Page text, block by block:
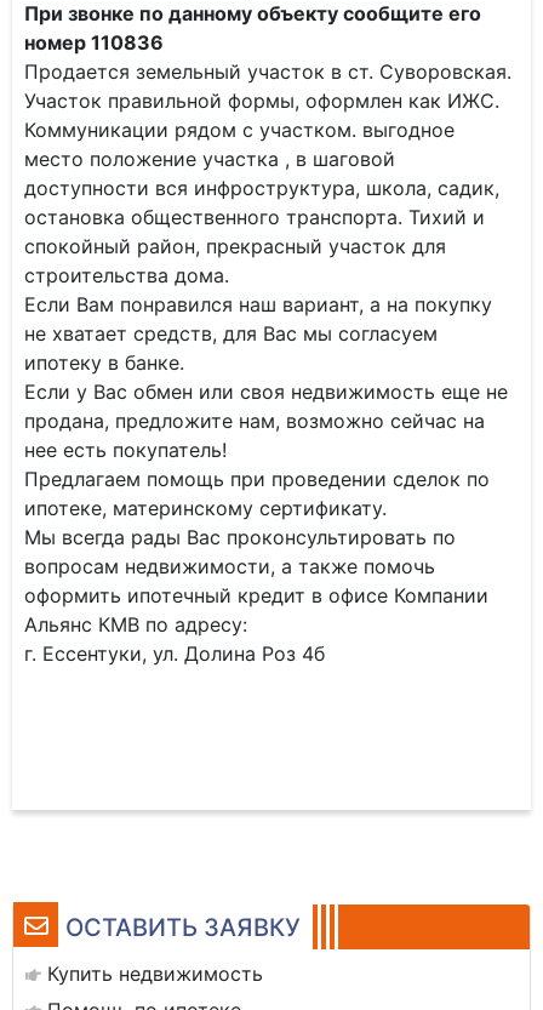
ОСТАВИТЬ ЗАЯВКУ
Купить недвижимость
При звонке по данному объекту сообщите его
номер 110836
Продается земельный участок в ст. Суворовская.
Участок правильной формы, оформлен как ИЖС.
Коммуникации рядом с участком. выгодное
место положение участка , в шаговой
доступности вся инфроструктура, школа, садик,
остановка общественного транспорта. Тихий и
спокойный район, прекрасный участок для
строительства дома.
Если Вам понравился наш вариант, а на покупку
не хватает средств, для Вас мы согласуем
ипотеку в банке.
Если у Вас обмен или своя недвижимость еще не
продана, предложите нам, возможно сейчас на
нее есть покупатель!
Предлагаем помощь при проведении сделок по
ипотеке, материнскому сертификату.
Мы всегда рады Вас проконсультировать по
вопросам недвижимости, а также помочь
оформить ипотечный кредит в офисе Компании
Альянс КМВ по адресу:
г. Ессентуки, ул. Долина Роз 4б